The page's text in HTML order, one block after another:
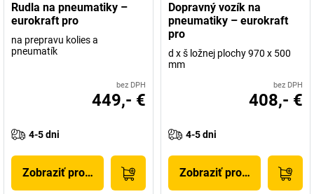
Rudla na pneumatiky –
eurokraft pro
na prepravu kolies a
pneumatík
bez DPH
449,- €
4-5 dni
Zobraziť produkt
Dopravný vozík na
pneumatiky – eurokraft
pro
d x š ložnej plochy 970 x 500
mm
bez DPH
408,- €
4-5 dni
Zobraziť produkt